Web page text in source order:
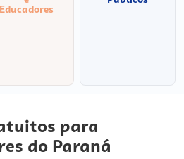
Educadores
para
do Paraná